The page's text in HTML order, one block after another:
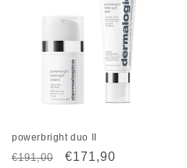
powerbright duo II
Redna
€191,00
Znižana
€171,90